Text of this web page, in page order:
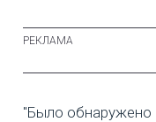
"Было обнаружено